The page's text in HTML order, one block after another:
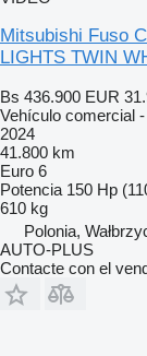
Mitsubishi Fuso
LIGHTS TWIN
Bs 436.900 EUR
Vehículo comercial
2024
41.800 km
Euro 6
Potencia 150 Hp
610 kg
Polonia,
AUTO-PLUS
Contacte con el